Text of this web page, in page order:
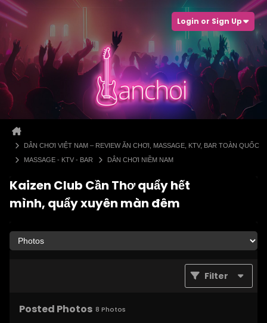
Login or Sign Up
DÂN CHƠI VIỆT NAM – REVIEW ĂN CHƠI, MASSAGE, KTV, BAR TOÀN QUỐC
MASSAGE - KTV - BAR
DÂN CHƠI NIỀM NAM
Kaizen Club Cần Thơ quẩy hết
mình, quẩy xuyên màn đêm
Filter
Posted Photos 8 Photos